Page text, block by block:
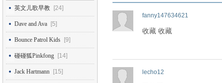
英文儿歌早教 [24]
Dave and Ava [5]
Bounce Patrol Kids [9]
碰碰狐Pinkfong [14]
Jack Hartmann [15]
fanny147634621
收藏 收藏
lecho12